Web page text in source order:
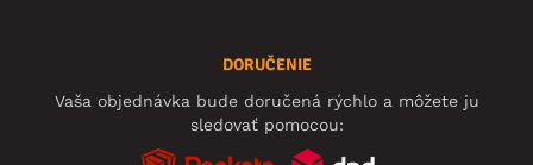
DORUČENIE
Vaša objednávka bude doručená rýchlo a môžete ju
sledovať pomocou: